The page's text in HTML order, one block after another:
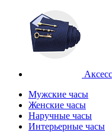
Мужские часы
Женские часы
Наручные часы
Интерьерные часы